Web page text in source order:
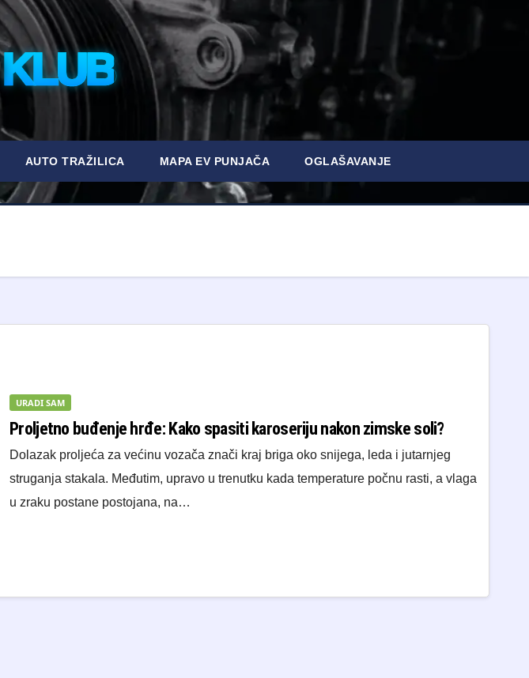
KLUB
AUTO TRAŽILICA MAPA EV PUNJAČA OGLAŠAVANJE
URADI SAM
Proljetno buđenje hrđe: Kako spasiti karoseriju nakon zimske soli?
Dolazak proljeća za većinu vozača znači kraj briga oko snijega, leda i jutarnjeg
struganja stakala. Međutim, upravo u trenutku kada temperature počnu rasti, a vlaga
u zraku postane postojana, na…